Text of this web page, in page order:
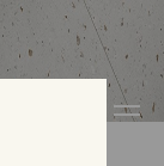
Brown Matt Rect